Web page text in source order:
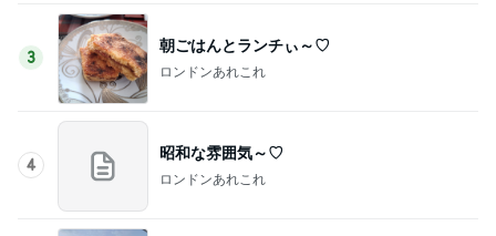
3
朝ごはんとランチぃ～♡
ロンドンあれこれ
4
昭和な雰囲気～♡
ロンドンあれこれ